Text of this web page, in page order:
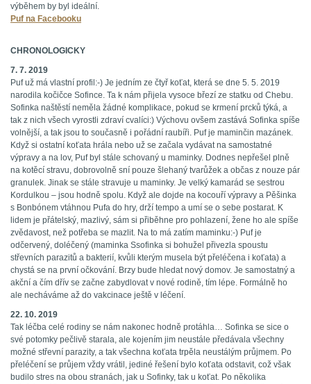
výběhem by byl ideální.
Puf na Facebooku
CHRONOLOGICKY
7. 7. 2019
Puf už má vlastní profil:-) Je jedním ze čtyř koťat, která se dne 5. 5. 2019
narodila kočičce Sofince. Ta k nám přijela vysoce březí ze statku od Chebu.
Sofinka naštěstí neměla žádné komplikace, pokud se krmení prcků týká, a
tak z nich všech vyrostli zdraví cvalíci:) Výchovu ovšem zastává Sofinka spíše
volnější, a tak jsou to současně i pořádní raubíři. Puf je maminčin mazánek.
Když si ostatní koťata hrála nebo už se začala vydávat na samostatné
výpravy a na lov, Puf byl stále schovaný u maminky. Dodnes nepřešel plně
na kotěcí stravu, dobrovolně sní pouze šlehaný tvarůžek a občas z nouze pár
granulek. Jinak se stále stravuje u maminky. Je velký kamarád se sestrou
Kordulkou – jsou hodně spolu. Když ale dojde na kocouří výpravy a Pěšinka
s Bonbónem vtáhnou Pufa do hry, drží tempo a umí se o sebe postarat. K
lidem je přátelský, mazlivý, sám si přiběhne pro pohlazení, žene ho ale spíše
zvědavost, než potřeba se mazlit. Na to má zatím maminku:-) Puf je
odčervený, doléčený (maminka Ssofinka si bohužel přivezla spoustu
střevních parazitů a bakterií, kvůli kterým musela být přeléčena i koťata) a
chystá se na první očkování. Brzy bude hledat nový domov. Je samostatný a
akční a čím dřív se začne zabydlovat v nové rodině, tím lépe. Formálně ho
ale necháváme až do vakcinace ještě v léčení.
22. 10. 2019
Tak léčba celé rodiny se nám nakonec hodně protáhla… Sofinka se sice o
své potomky pečlivě starala, ale kojením jim neustále předávala všechny
možné střevní parazity, a tak všechna koťata trpěla neustálým průjmem. Po
přeléčení se průjem vždy vrátil, jediné řešení bylo koťata odstavit, což však
budilo stres na obou stranách, jak u Sofinky, tak u koťat. Po několika